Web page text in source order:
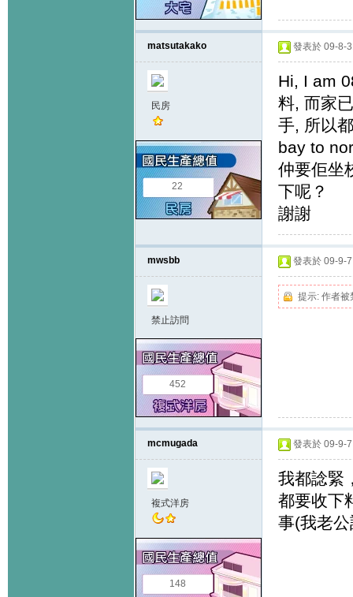
matsutakako
民房
22
發表於 09-8-
Hi, I am
料, 而家
手, 所以
bay to
仲要佢坐
下呢？
謝謝
mwsbb
禁止訪問
452
發表於 09-9-
提示: 作者被
mcmugada
複式洋房
148
發表於 09-9-
我都諗緊
都要收下
事(我老